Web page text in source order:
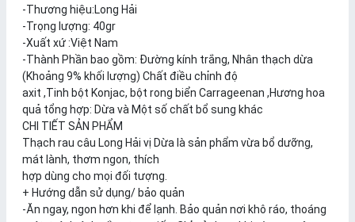
-Thương hiệu:Long Hải
-Trọng lượng: 40gr
-Xuất xứ :Việt Nam
-Thành Phần bao gồm: Đường kính trắng, Nhân thạch dừa
(Khoảng 9% khối lượng) Chất điều chỉnh độ
axit ,Tinh bột Konjac, bột rong biển Carrageenan ,Hương hoa
quả tổng hợp: Dừa và Một số chất bổ sung khác
CHI TIẾT SẢN PHẨM
Thạch rau câu Long Hải vị Dừa là sản phẩm vừa bổ dưỡng,
mát lành, thơm ngon, thích
hợp dùng cho mọi đối tượng.
+ Hướng dẫn sử dụng/ bảo quản
-Ăn ngay, ngon hơn khi để lạnh. Bảo quản nơi khô ráo, thoáng